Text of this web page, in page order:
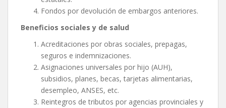
Fondos por devolución de embargos anteriores.
Beneficios sociales y de salud
Acreditaciones por obras sociales, prepagas,
seguros e indemnizaciones.
Asignaciones universales por hijo (AUH),
subsidios, planes, becas, tarjetas alimentarias,
desempleo, ANSES, etc.
Reintegros de tributos por agencias provinciales y